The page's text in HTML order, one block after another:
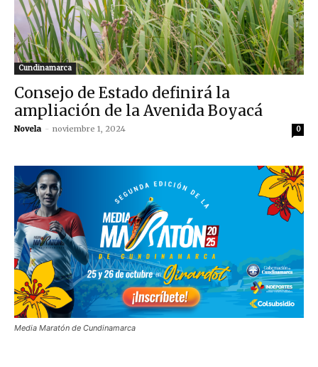
Cundinamarca
Consejo de Estado definirá la
ampliación de la Avenida Boyacá
Novela - noviembre 1, 2024 0
Media Maratón de Cundinamarca